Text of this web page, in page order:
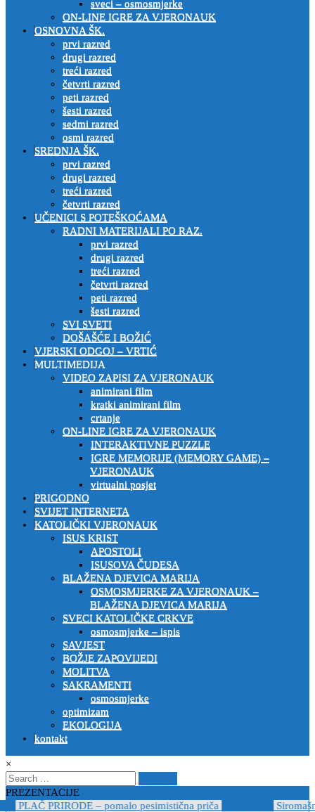
sveci – osmosmjerke
ON-LINE IGRE ZA VJERONAUK
OSNOVNA ŠK.
prvi razred
drugi razred
treći razred
četvrti razred
peti razred
šesti razred
sedmi razred
osmi razred
SREDNJA ŠK.
prvi razred
drugi razred
treći razred
četvrti razred
UČENICI S POTEŠKOĆAMA
RADNI MATERIJALI PO RAZ.
prvi razred
drugi razred
treći razred
četvrti razred
peti razred
šesti razred
SVI SVETI
DOŠAŠĆE I BOŽIĆ
VJERSKI ODGOJ – VRTIĆ
MULTIMEDIJA
VIDEO ZAPISI ZA VJERONAUK
animirani film
kratki animirani film
crtanje
ON-LINE IGRE ZA VJERONAUK
INTERAKTIVNE PUZZLE
IGRE MEMORIJE (MEMORY GAME) –
VJERONAUK
virtualni posjet
PRIGODNO
SVIJET INTERNETA
KATOLIČKI VJERONAUK
ISUS KRIST
APOSTOLI
ISUSOVA ČUDESA
BLAŽENA DJEVICA MARIJA
OSMOSMJERKE ZA VJERONAUK –
BLAŽENA DJEVICA MARIJA
SVECI KATOLIČKE CRKVE
osmosmjerke – ispis
SAVJEST
BOŽJE ZAPOVIJEDI
MOLITVA
SAKRAMENTI
osmosmjerke
optimizam
EKOLOGIJA
kontakt
×
Search
for:
PREZENTACIJE
PLAČ PRIRODE – pomalo pesimistična priča 2022-10-26